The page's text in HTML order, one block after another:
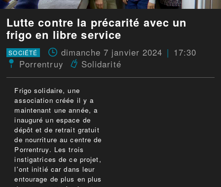
Lutte contre la précarité avec un
frigo en libre service
SOCIÉTÉ dimanche 7 janvier 2024
17:30
Porrentruy
Solidarité
Frigo solidaire, une
association créée il y a
maintenant une année, a
inauguré un espace de
dépôt et de retrait gratuit
de nourriture au centre de
Porrentruy. Les trois
instigatrices de ce projet,
l'ont initié car dans leur
entourage de plus en plus